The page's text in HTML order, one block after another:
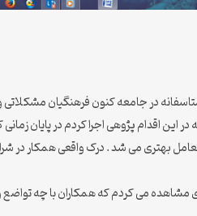
در جامعه کنون فرهنگیان
اقدام پژوهی اجرا کردم در پایان زمانی
بهتری می شد . درک واقعی همکار در
می کردم که همکاران با چه تواضع